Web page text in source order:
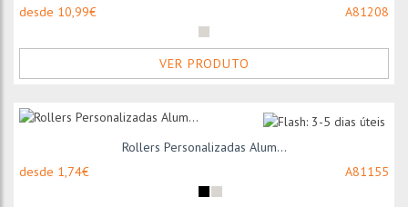
desde 10,99€
A81208
VER PRODUTO
Rollers Personalizadas Alum...
desde 1,74€
A81155